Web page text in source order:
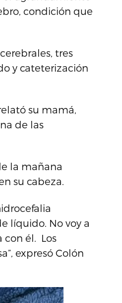
condición que
tres
y cateterización
su mamá,
de las
la mañana
su cabeza.
líquido. No voy a
con él. Los
expresó Colón